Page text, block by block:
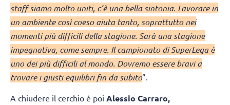
staff siamo molto uniti, c’è una bella sintonia. Lavorare in
un ambiente così coeso aiuta tanto, soprattutto nei
momenti più difficili della stagione. Sarà una stagione
impegnativa, come sempre. Il campionato di SuperLega è
uno dei più difficili al mondo. Dovremo essere bravi a
trovare i giusti equilibri fin da subito”.
A chiudere il cerchio è poi Alessio Carraro,